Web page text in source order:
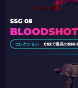
BLOODSHOT
SSG 08
コレクション CS2で最高の